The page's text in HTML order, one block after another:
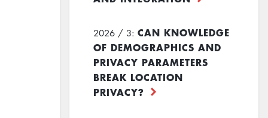
2026 / 3: CAN KNOWLEDGE
OF DEMOGRAPHICS AND
PRIVACY PARAMETERS
BREAK LOCATION
PRIVACY?